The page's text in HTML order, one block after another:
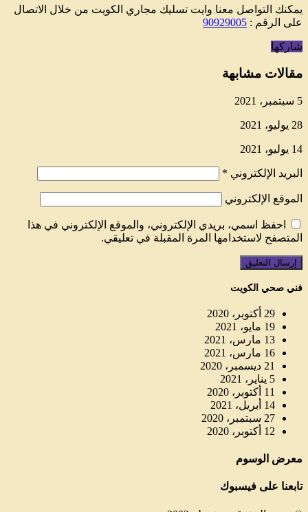
يمكنك التواصل معنا وايت تسليك مجاري الكويت من خلال الاتصال
على الرقم : 90929005
شاركها
مقالات مشابهة
5 سبتمبر، 2021
28 يوليو، 2021
14 يوليو، 2021
البريد الإلكتروني *
الموقع الإلكتروني
احفظ اسمي، بريدي الإلكتروني، والموقع الإلكتروني في هذا
المتصفح لاستخدامها المرة المقبلة في تعليقي.
فني صحي الكويت
29 أكتوبر، 2020
19 مايو، 2021
13 مارس، 2021
16 مارس، 2021
21 ديسمبر، 2020
5 يناير، 2021
11 أكتوبر، 2020
14 أبريل، 2021
27 سبتمبر، 2020
12 أكتوبر، 2020
معرض الوسوم
تابعنا على فيسبوك